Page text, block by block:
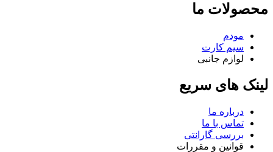
محصولات ما
مودم
سیم کارت
لوازم جانبی
لینک های سریع
درباره ما
تماس با ما
بررسی گارانتی
قوانین و مقررات